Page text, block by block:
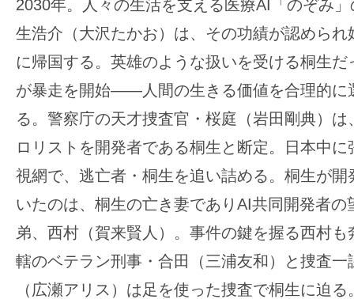
2030年。人々の生活を支える医療AI「のぞみ
生浩介（大沢たかお）は、その功績が認められ
に帰国する。英雄のような扱いを受ける桐生
が暴走を開始――人間の生きる価値を合理的に
る。警察庁の天才捜査官・桜庭（岩田剛典）
ロリストを開発者である桐生と断定。日本中
視網で、逃亡者・桐生を追い詰める。桐生が開
いたのは、桐生の亡き妻でありAI共同開発者の
弟、西村（賀来賢人）。事件の鍵を握る西村
轄のベテラン刑事・合田（三浦友和）と捜査一
（広瀬アリス）は足を使った捜査で桐生に迫